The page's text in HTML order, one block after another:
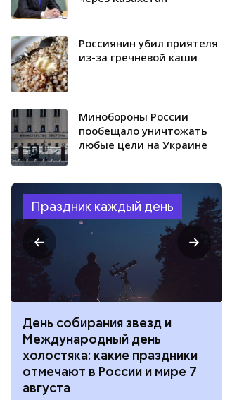
Россиянин убил приятеля
из-за гречневой каши
Минобороны России
пообещало уничтожать
любые цели на Украине
Праздник каждый день
День собирания звезд и
Международный день
холостяка: какие праздники
отмечают в России и мире 7
августа